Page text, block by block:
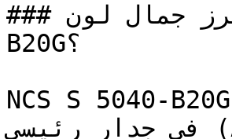
### في أي زوايا المنزل يبرز جمال لون NCS S 5040-
B20G؟
NCS S 5040-B20G يحقق أقصى فعالية له عند استخدامه
في جدار رئيسي (Accent Wall) للمساحات التي تتطلب